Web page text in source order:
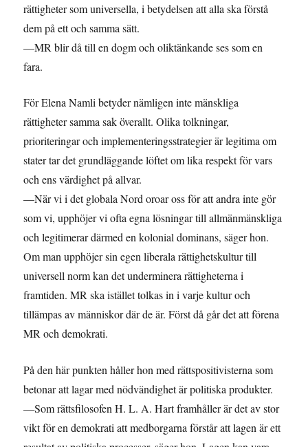
rättigheter som universella, i betydelsen att alla ska förstå
dem på ett och samma sätt.
—MR blir då till en dogm och oliktänkande ses som en
fara.
För Elena Namli betyder nämligen inte mänskliga
rättigheter samma sak överallt. Olika tolkningar,
prioriteringar och implementeringsstrategier är legitima om
stater tar det grundläggande löftet om lika respekt för vars
och ens värdighet på allvar.
—När vi i det globala Nord oroar oss för att andra inte gör
som vi, upphöjer vi ofta egna lösningar till allmänmänskliga
och legitimerar därmed en kolonial dominans, säger hon.
Om man upphöjer sin egen liberala rättighetskultur till
universell norm kan det underminera rättigheterna i
framtiden. MR ska istället tolkas in i varje kultur och
tillämpas av människor där de är. Först då går det att förena
MR och demokrati.
På den här punkten håller hon med rättspositivisterna som
betonar att lagar med nödvändighet är politiska produkter.
—Som rättsfilosofen H. L. A. Hart framhåller är det av stor
vikt för en demokrati att medborgarna förstår att lagen är ett